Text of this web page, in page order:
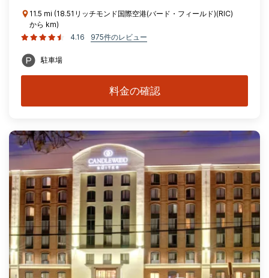
11.5 mi (18.51リッチモンド国際空港(バード・フィールド)(RIC)
から km)
4.16
975件のレビュー
駐車場
料金の確認